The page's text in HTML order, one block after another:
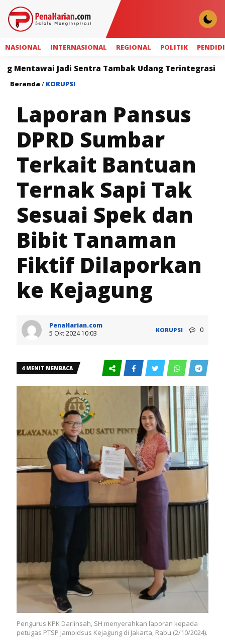
NASIONAL INTERNASIONAL REGIONAL POLITIK
Sentra Tambak Udang Terintegrasi Sahroni:
Beranda / KORUPSI
Laporan Pansus
DPRD Sumbar
Terkait Bantuan
Ternak Sapi Tak
Sesuai Spek dan
Bibit Tanaman
Fiktif Dilaporkan
ke Kejagung
PenaHarian.com
5 Okt 2024 10:03
KORUPSI 0
4 MENIT MEMBACA
Pengurus KPK Darlinsah, SH menyerahkan laporan kepada
petugas PTSP Jampidsus Kejagung di Jakarta, Rabu (2/10/2024).